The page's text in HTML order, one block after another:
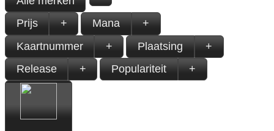
Prijs
+ Mana
+
Kaartnummer
+ Plaatsing
+
Release
+ Populariteit +